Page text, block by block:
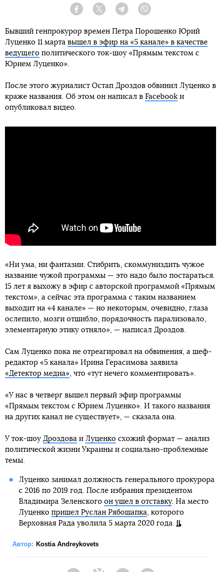
Facebook Twitter Telegram
Бывший генпрокурор времен Петра Порошенко Юрий
Луценко 11 марта вышел в эфир на «5 канале» в качестве
ведущего политического ток-шоу «Прямым текстом с
Юрием Луценко».
После этого журналист Остап Дроздов обвинил Луценко в
краже названия. Об этом он написал в Facebook и
опубликовал видео.
«Ни ума, ни фантазии. Стибрить, скоммуниздить чужое
название чужой программы — это надо было постараться.
15 лет я выхожу в эфир с авторской программой «Прямым
текстом», а сейчас эта программа с таким названием
выходит на «4 канале» — но некоторым, очевидно, глаза
ослепило, мозги отшибло, порядочность парализовало,
элементарную этику отняло», — написал Дроздов.
Сам Луценко пока не отреагировал на обвинения, а шеф-
редактор «5 канала» Ирина Герасимова заявила
«Детектор медиа» , что «тут нечего комментировать».
«У нас в четверг вышел первый эфир программы
«Прямым текстом с Юрием Луценко». И такого названия
на других канал не существует», — сказала она.
У ток-шоу Дроздова и Луценко схожий формат — анализ
политической жизни Украины и социально-проблемные
темы.
Луценко занимал должность генерального прокурора
с 2016 по 2019 год. После избрания президентом
Владимира Зеленского он ушел в отставку. На место
Луценко пришел Руслан Рябошапка , которого
Верховная Рада уволила 5 марта 2020 года.
Автор: Kostia Andreykovets